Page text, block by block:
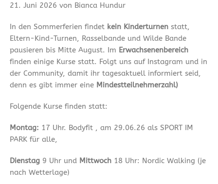
21. Juni 2026 von Bianca Hundur
In den Sommerferien findet kein Kinderturnen statt,
Eltern-Kind-Turnen, Rasselbande und Wilde Bande
pausieren bis Mitte August. Im Erwachsenenbereich
finden einige Kurse statt. Folgt uns auf Instagram und in
der Community, damit ihr tagesaktuell informiert seid,
denn es gibt immer eine Mindestteilnehmerzahl)
Folgende Kurse finden statt:
Montag: 17 Uhr. Bodyfit , am 29.06.26 als SPORT IM
PARK für alle,
Dienstag 9 Uhr und Mittwoch 18 Uhr: Nordic Walking (je
nach Wetterlage)